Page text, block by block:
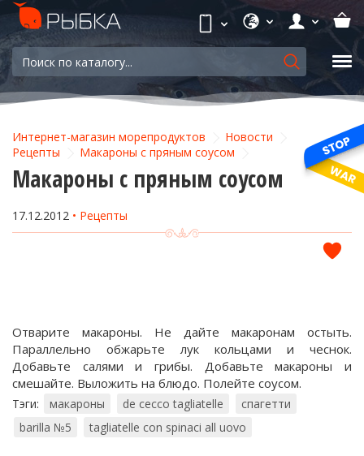
Интернет-магазин морепродуктов
Новости
Рецепты
Макароны с пряным соусом
Макароны с пряным соусом
17.12.2012 Рецепты
Отварите макароны. Не дайте макаронам остыть.
Параллельно обжарьте лук кольцами и чеснок.
Добавьте салями и грибы. Добавьте макароны и
смешайте. Выложить на блюдо. Полейте соусом.
Тэги: макароны de cecco tagliatellе
спагетти
barilla №5
tagliatelle con spinaci all uovo